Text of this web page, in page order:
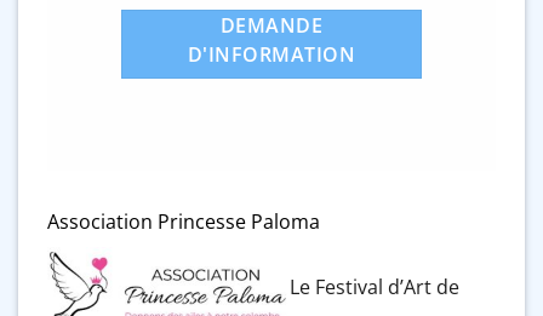
DEMANDE
D'INFORMATION
Association Princesse Paloma
Le Festival d’Art de